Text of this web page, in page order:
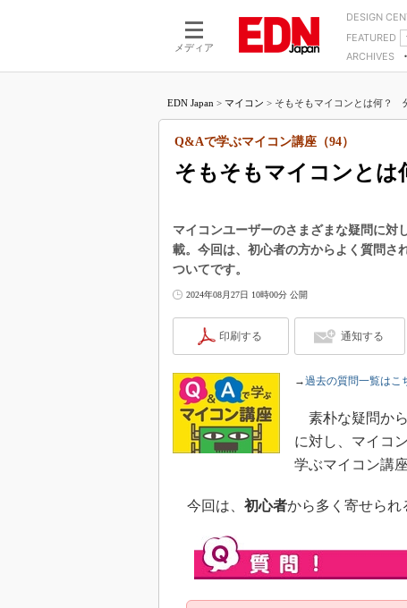
メディア
DESIGN
モーターLSI
FEATURED
つながるクルマ
エレクトロニクス入門
医療エレ（EE Times Japan）
製品解剖（EE Times Japan）
ARCHIVES
マイクロプロセッサ懐古録
中堅技術者に贈る電子部品“
用講座
たった2つの式で始めるDC/
バーターの設計
Wired, Weird
Q&Aで学ぶマイコン講座
記録計／データロガーの基
アナログ設計のきほん／
めざせ高効率！ モーター
Bluetooth mesh入門
最新記事一覧
USB Type-Cの登場で評価試
う変わる？
IoT時代の無線規格を知る
EDN Japan > マイコン > そもそもマイコンとは何？
そもそもマイコンと
Q&Aで学ぶマイコン講座（94）
マイコンユーザーのさまざまな疑問に対
載。今回は、初心者の方からよく質問
ついてです。
2024年08月27日 10時00分 公開
印刷する 通知する
→過去の質問一覧はこ
素朴な疑問か
に対し、マイコ
学ぶマイコン講座
今回は、 初心者から多く寄せられ